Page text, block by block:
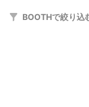
BOOTHで絞り込